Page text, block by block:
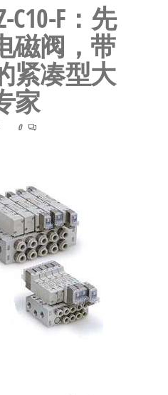
C10-F：先
磁阀，带
紧凑型大
家
0